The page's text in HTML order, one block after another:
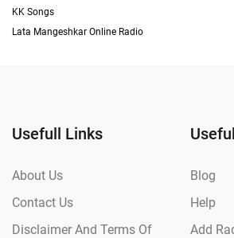
KK Songs
Lata Mangeshkar Online Radio
Usefull Links
About Us
Contact Us
Disclaimer And Terms Of
Blog
Help
Add